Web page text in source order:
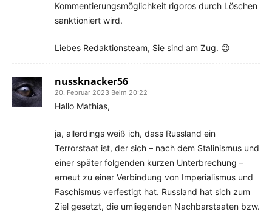
Kommentierungsmöglichkeit rigoros durch Löschen
sanktioniert wird.
Liebes Redaktionsteam, Sie sind am Zug. 😉
nussknacker56
20. Februar 2023 Beim 20:22
Hallo Mathias,
ja, allerdings weiß ich, dass Russland ein
Terrorstaat ist, der sich – nach dem Stalinismus und
einer später folgenden kurzen Unterbrechung –
erneut zu einer Verbindung von Imperialismus und
Faschismus verfestigt hat. Russland hat sich zum
Ziel gesetzt, die umliegenden Nachbarstaaten bzw.